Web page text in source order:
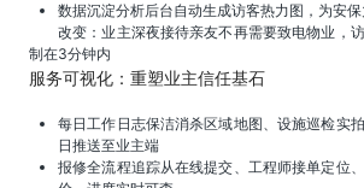
数据沉淀分析后台自动生成访客热力图，为安
改变：业主深夜接待亲友不再需要致电物业，
制在3分钟内
服务可视化：重塑业主信任基石
每日工作日志保洁消杀区域地图、设施巡检实
日推送至业主端
报修全流程追踪从在线提交、工程师接单定位